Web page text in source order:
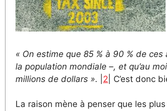
« On estime que 85 % à 90 % de ces
la population mondiale –, et qu’au
millions de dollars ». | 2 | C’est donc
La raison mène à penser que les